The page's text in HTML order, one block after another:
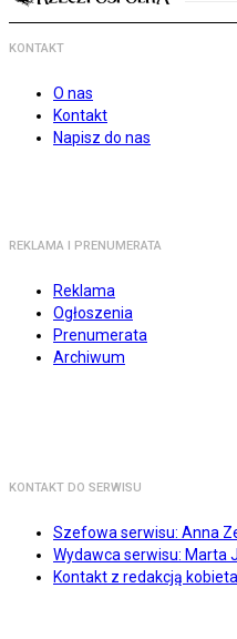
KONTAKT
O nas
Kontakt
Napisz do nas
REKLAMA I PRENUMERATA
Reklama
Ogłoszenia
Prenumerata
Archiwum
KONTAKT DO SERWISU
Szefowa serwisu: Anna
Wydawca serwisu: Marta
Kontakt z redakcją